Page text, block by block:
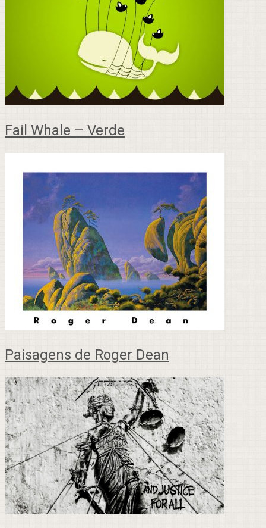
Fail Whale – Verde
Paisagens de Roger Dean